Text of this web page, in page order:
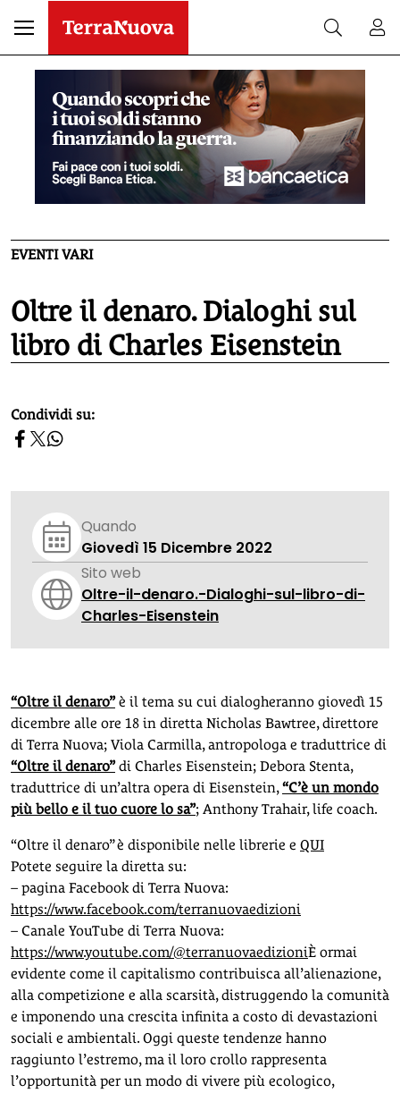
EVENTI VARI
Oltre il denaro. Dialoghi sul
libro di Charles Eisenstein
homepage h2
Condividi su:
Quando
Giovedì 15 Dicembre 2022
Sito web
Oltre-il-denaro.-Dialoghi-sul-libro-di-
Charles-Eisenstein
“Oltre il denaro”è il tema su cui dialogheranno giovedì 15
dicembre alle ore 18 in diretta Nicholas Bawtree, direttore
di Terra Nuova; Viola Carmilla, antropologa e traduttrice di
“Oltre il denaro”di Charles Eisenstein; Debora Stenta,
traduttrice di un’altra opera di Eisenstein,“C’è un mondo
più bello e il tuo cuore lo sa”; Anthony Trahair, life coach.
“Oltre il denaro” è disponibile nelle librerie e QUI
Potete seguire la diretta su:
– pagina Facebook di Terra Nuova:
https://www.facebook.com/terranuovaedizioni
– Canale YouTube di Terra Nuova:
https://www.youtube.com/@terranuovaedizioniÈ ormai
evidente come il capitalismo contribuisca all’alienazione,
alla competizione e alla scarsità, distruggendo la comunità
e imponendo una crescita infinita a costo di devastazioni
sociali e ambientali. Oggi queste tendenze hanno
raggiunto l’estremo, ma il loro crollo rappresenta
l’opportunità per un modo di vivere più ecologico,